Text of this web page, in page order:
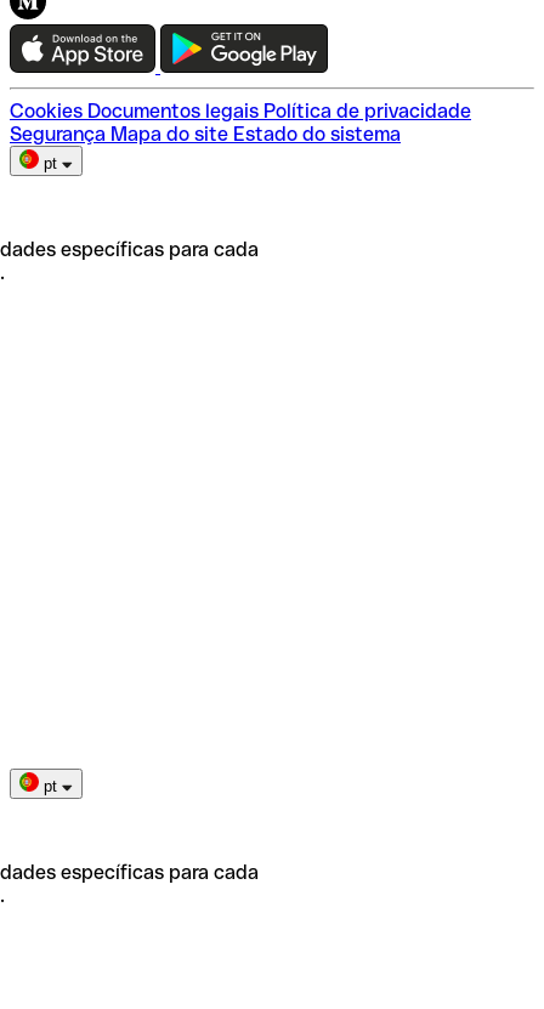
Teste a Qonto
Escolha do plano
Cookies Documentos legais Política de privacidade
Segurança Mapa do site Estado do sistema
pt
específicas para cada
pt
específicas para cada